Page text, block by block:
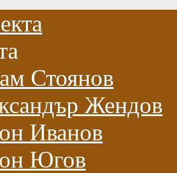
Стоянов
Жендов
Иванов
Югов